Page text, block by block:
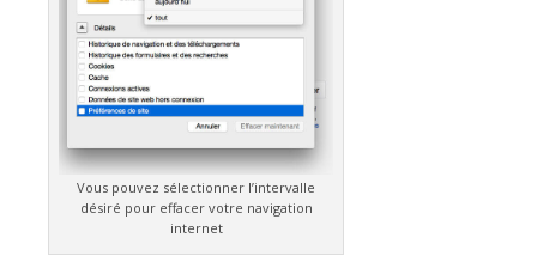
Vous pouvez sélectionner l’intervalle
désiré pour effacer votre navigation
internet